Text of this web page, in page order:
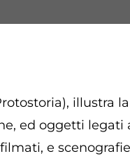
illustra
ed oggetti legati
e